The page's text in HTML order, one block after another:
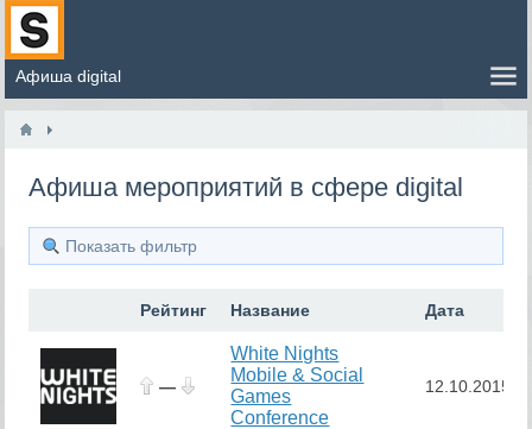
Афиша мероприятий в сфере digital
Показать фильтр
Рейтинг Название Дата
—
White Nights
Mobile & Social
Games
Conference
12.10.2015